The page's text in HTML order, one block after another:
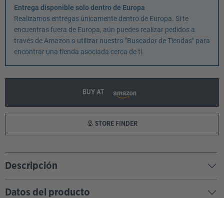
Entrega disponible solo dentro de Europa
Realizamos entregas únicamente dentro de Europa. Si te
encuentras fuera de Europa, aún puedes realizar pedidos a
través de Amazon o utilizar nuestro "Buscador de Tiendas" para
encontrar una tienda asociada cerca de ti.
BUY AT
STORE FINDER
Descripción
Datos del producto